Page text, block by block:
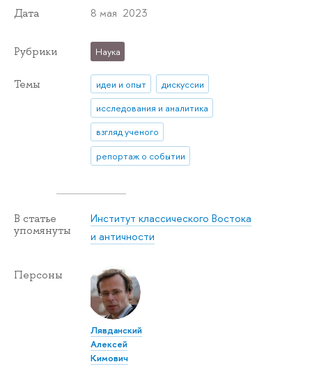
Дата 8 мая 2023
Рубрики Наука
Темы идеи и опыт
дискуссии
исследования и аналитика
взгляд ученого
репортаж о событии
В статье
упомянуты
Институт классического Востока
и античности
Персоны
Лявданский
Алексей
Кимович